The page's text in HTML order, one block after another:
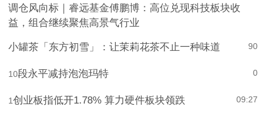
调仓风向标｜睿远基金傅鹏博：高位兑现科技板块收
益，组合继续聚焦高景气行业
0
9
小罐茶「东方初雪」：让茉莉花茶不止一种味道
0
10段永平减持泡泡玛特
09:27
1创业板指低开1.78% 算力硬件板块领跌